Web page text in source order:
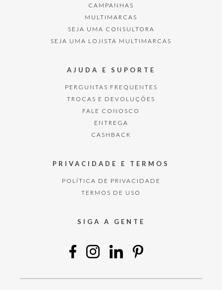
CAMPANHAS
MULTIMARCAS
SEJA UMA CONSULTORA
SEJA UMA LOJISTA MULTIMARCAS
AJUDA E SUPORTE
PERGUNTAS FREQUENTES
TROCAS E DEVOLUÇÕES
FALE CONOSCO
ENTREGA
CASHBACK
PRIVACIDADE E TERMOS
POLÍTICA DE PRIVACIDADE
TERMOS DE USO
SIGA A GENTE